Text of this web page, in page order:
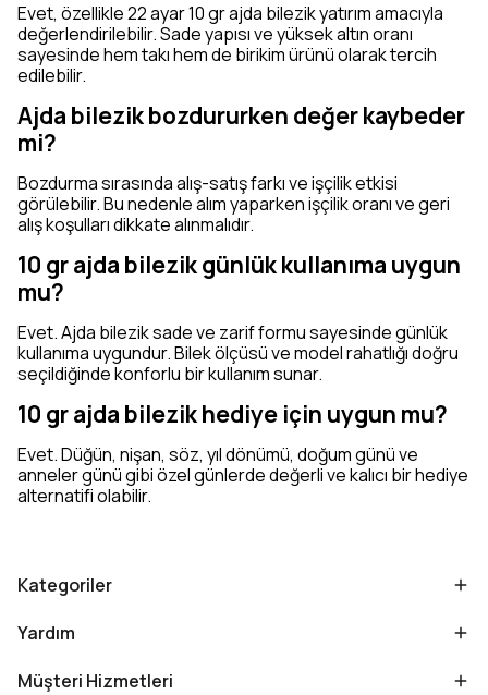
Evet, özellikle 22 ayar 10 gr ajda bilezik yatırım amacıyla
değerlendirilebilir. Sade yapısı ve yüksek altın oranı
sayesinde hem takı hem de birikim ürünü olarak tercih
edilebilir.
Ajda bilezik bozdururken değer kaybeder
mi?
Bozdurma sırasında alış-satış farkı ve işçilik etkisi
görülebilir. Bu nedenle alım yaparken işçilik oranı ve geri
alış koşulları dikkate alınmalıdır.
10 gr ajda bilezik günlük kullanıma uygun
mu?
Evet. Ajda bilezik sade ve zarif formu sayesinde günlük
kullanıma uygundur. Bilek ölçüsü ve model rahatlığı doğru
seçildiğinde konforlu bir kullanım sunar.
10 gr ajda bilezik hediye için uygun mu?
Evet. Düğün, nişan, söz, yıl dönümü, doğum günü ve
anneler günü gibi özel günlerde değerli ve kalıcı bir hediye
alternatifi olabilir.
Kategoriler
Yardım
Müşteri Hizmetleri